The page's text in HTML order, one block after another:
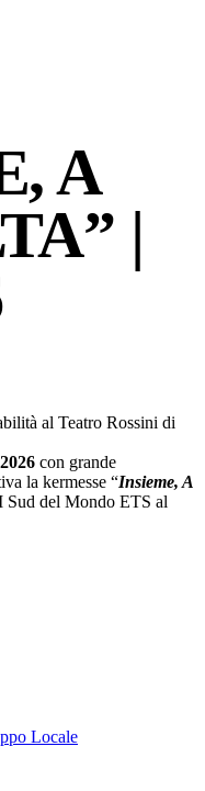
A
|
al Teatro Rossini di
con grande
la kermesse “Insieme, A
Sud del Mondo ETS al
Locale